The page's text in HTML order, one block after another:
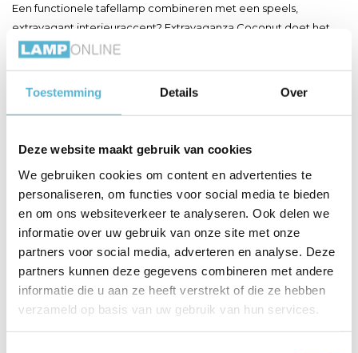
Toestemming Details Over
Deze website maakt gebruik van cookies
We gebruiken cookies om content en advertenties te
personaliseren, om functies voor social media te bieden
en om ons websiteverkeer te analyseren. Ook delen we
informatie over uw gebruik van onze site met onze
partners voor social media, adverteren en analyse. Deze
partners kunnen deze gegevens combineren met andere
informatie die u aan ze heeft verstrekt of die ze hebben
verzameld op basis van uw gebruik van hun services.
Een functionele tafellamp combineren met een speels,
extravagant interieuraccent? Extravaganza Coconut doet het
voor jou. Onder de klassiek ogende katoenen lampenkap
klimmen er in een palmboom. De ene plukt gretig kokosnoten
Toon meer
Productspecificaties
Artikelnummer 10505/81/02
EAN 5411212105240
Leverancier Lucide
Breedte 30,5